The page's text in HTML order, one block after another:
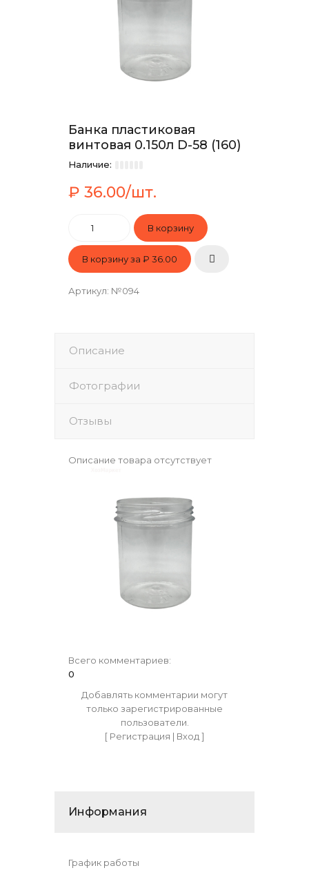
Банка пластиковая
винтовая 0.150л D-58 (160)
Наличие:
₽ 36.00/шт.
В корзину за ₽ 36.00
Артикул: №094
Описание
Фотографии
Отзывы
Описание товара отсутствует
Всего комментариев:
0
Добавлять комментарии могут
только зарегистрированные
пользователи.
[ Регистрация | Вход]
Информания
График работы